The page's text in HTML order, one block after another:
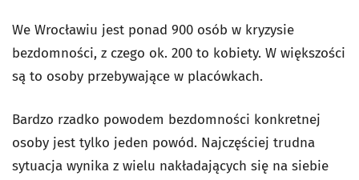
We Wrocławiu jest ponad 900 osób w kryzysie
bezdomności, z czego ok. 200 to kobiety. W większości
są to osoby przebywające w placówkach.
Bardzo rzadko powodem bezdomności konkretnej
osoby jest tylko jeden powód. Najczęściej trudna
sytuacja wynika z wielu nakładających się na siebie